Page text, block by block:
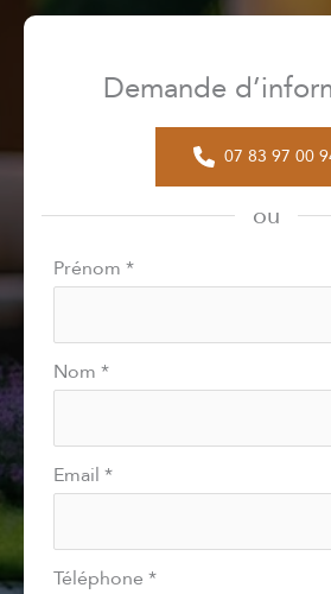
Demande
07 83 97 00
ou
Formulaire
avec
téléphone
Prénom *
Nom *
Email *
Téléphone *